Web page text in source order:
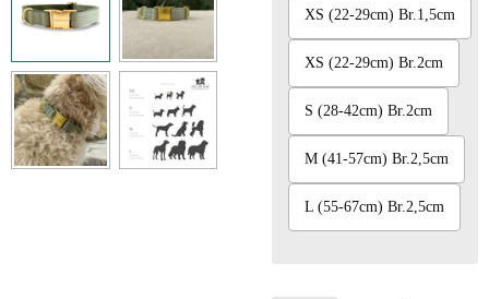
XS (22-29cm) Br.1,5cm
XS (22-29cm) Br.2cm
S (28-42cm) Br.2cm
M (41-57cm) Br.2,5cm
L (55-67cm) Br.2,5cm